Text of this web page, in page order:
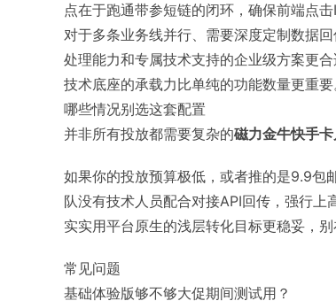
点在于跑通带参短链的闭环，确保前端点
对于多条业务线并行、需要深度定制数据
处理能力和专属技术支持的企业级方案更
技术底座的承载力比单纯的功能数量更重要
哪些情况别选这套配置
并非所有投放都需要复杂的磁力金牛快手
如果你的投放预算极低，或者推的是9.9包
队没有技术人员配合对接API回传，强行
实实用平台原生的浅层转化目标更稳妥，别
常见问题
基础体验版够不够大促期间测试用？